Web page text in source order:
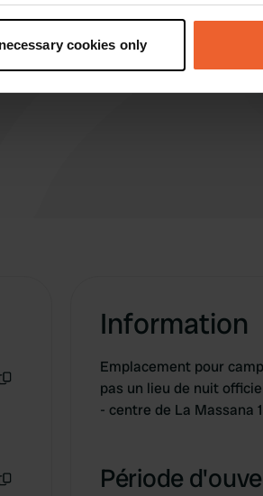
which can be accurate to within
and set your preferences in the
cookies only
Information
Emplacement pour
pas un lieu de nuit
- centre de La Massana
Période